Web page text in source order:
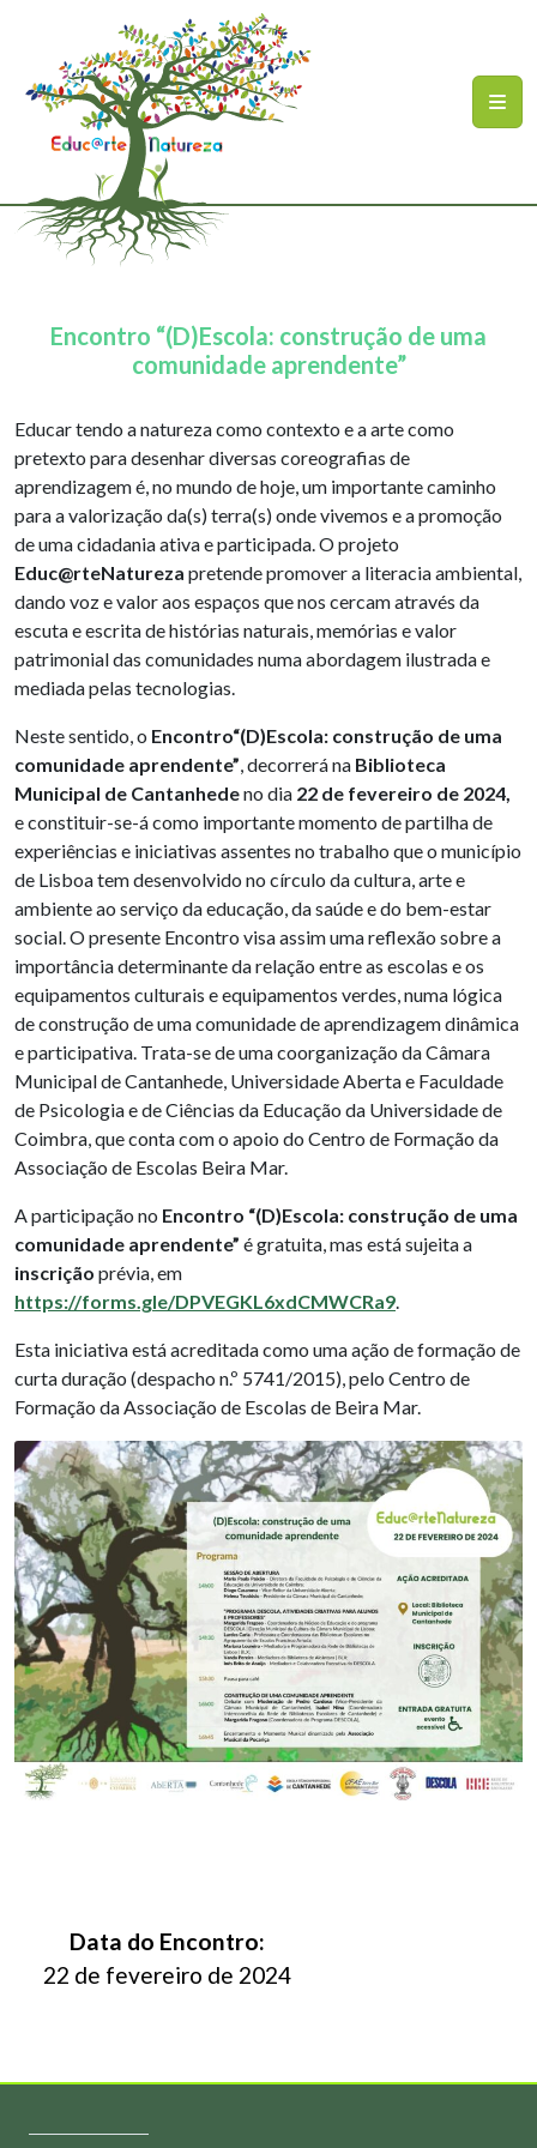
Ir para o conteúdo principal
Mapa do site
Encontro “(D)Escola: construção de uma
comunidade aprendente”
Educar tendo a natureza como contexto e a arte como
pretexto para desenhar diversas coreografias de
aprendizagem é, no mundo de hoje, um importante caminho
para a valorização da(s) terra(s) onde vivemos e a promoção
de uma cidadania ativa e participada. O projeto
Educ@rteNatureza pretende promover a literacia ambiental,
dando voz e valor aos espaços que nos cercam através da
escuta e escrita de histórias naturais, memórias e valor
patrimonial das comunidades numa abordagem ilustrada e
mediada pelas tecnologias.
Neste sentido, o Encontro“(D)Escola: construção de uma
comunidade aprendente”, decorrerá na Biblioteca
Municipal de Cantanhedeno dia 22 de fevereiro de 2024,
e constituir-se-á como importante momento de partilha de
experiências e iniciativas assentes no trabalho que o município
de Lisboa tem desenvolvido no círculo da cultura, arte e
ambiente ao serviço da educação, da saúde e do bem-estar
social. O presente Encontro visa assim uma reflexão sobre a
importância determinante da relação entre as escolas e os
equipamentos culturais e equipamentos verdes, numa lógica
de construção de uma comunidade de aprendizagem dinâmica
e participativa. Trata-se de uma coorganização da Câmara
Municipal de Cantanhede, Universidade Aberta e Faculdade
de Psicologia e de Ciências da Educação da Universidade de
Coimbra, que conta com o apoio do Centro de Formação da
Associação de Escolas Beira Mar.
A participação no Encontro “(D)Escola: construção de uma
comunidade aprendente” é gratuita, mas está sujeita a
inscrição prévia, em
https://forms.gle/DPVEGKL6xdCMWCRa9.
Esta iniciativa está acreditada como uma ação de formação de
curta duração (despacho n.º 5741/2015), pelo Centro de
Formação da Associação de Escolas de Beira Mar.
Data do Encontro:
22 de fevereiro de 2024